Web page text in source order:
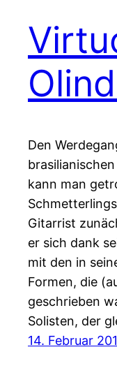
Den
kann man
Gitarrist
er sich dank
mit den in
Formen, die
geschrieben
Solisten, der
14. Februar